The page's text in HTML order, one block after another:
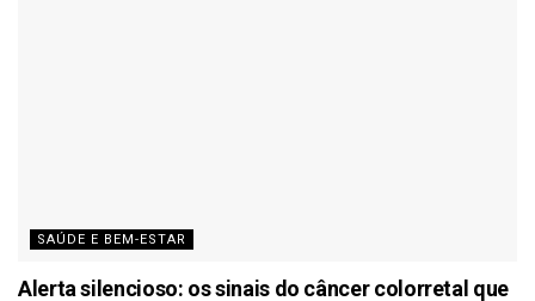
SAÚDE E BEM-ESTAR
Alerta silencioso: os sinais do câncer colorretal que